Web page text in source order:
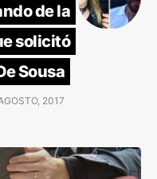
de la
solicitó
Sousa
2017